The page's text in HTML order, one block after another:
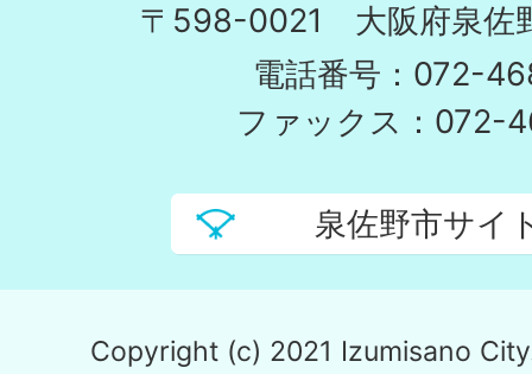
〒598-0021 大阪府泉佐
電話番号：072-
ファックス：072-
泉佐野市サイ
Copyright (c) 2021 Izumisano